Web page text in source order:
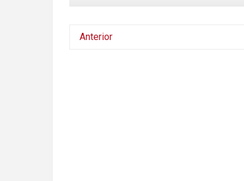
Anterior